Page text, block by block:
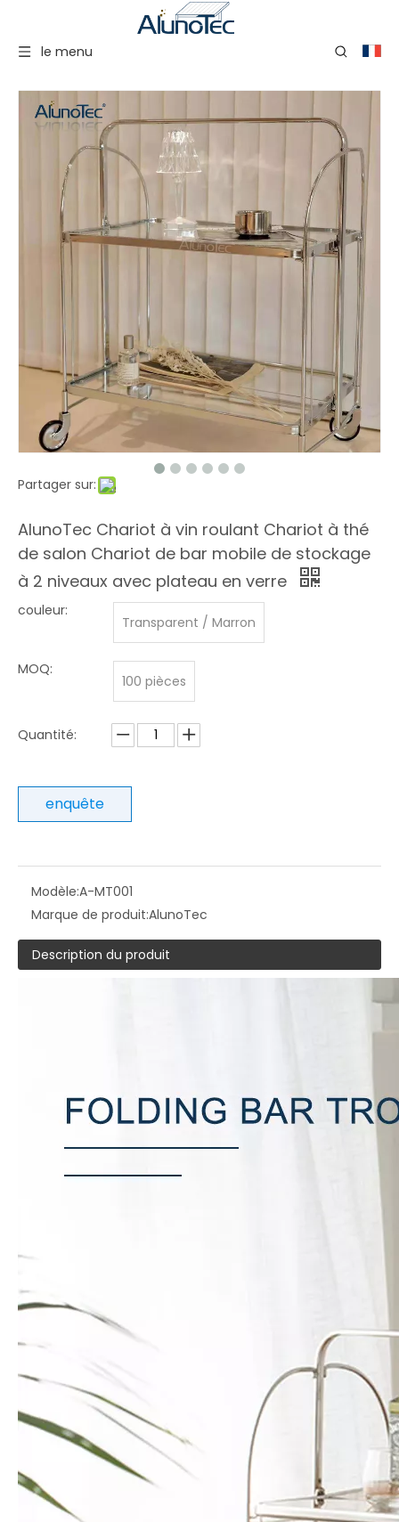
le menu
Partager sur:
AlunoTec Chariot à vin roulant Chariot à thé
de salon Chariot de bar mobile de stockage
à 2 niveaux avec plateau en verre
couleur:
Transparent / Marron
MOQ:
100 pièces
Quantité:
enquête
Modèle:A-MT001
Marque de produit:AlunoTec
Description du produit